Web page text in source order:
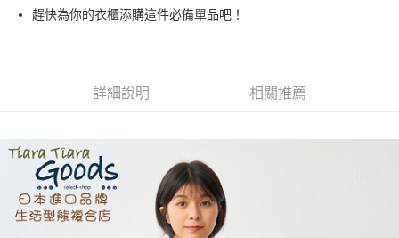
Google Pay
AFTEE先享後付
便利好安心！
１．簡單：不需註冊會員、不需綁卡、不需儲值。
２．便利：只要手機號碼，簡訊認證，即可結帳。
３．安心：先確認商品／服務後，再付款。
ATM付款
運送方式
全家取貨付款
趕快為你的衣櫃添購這件必備單品吧！
詳細說明 相關推薦